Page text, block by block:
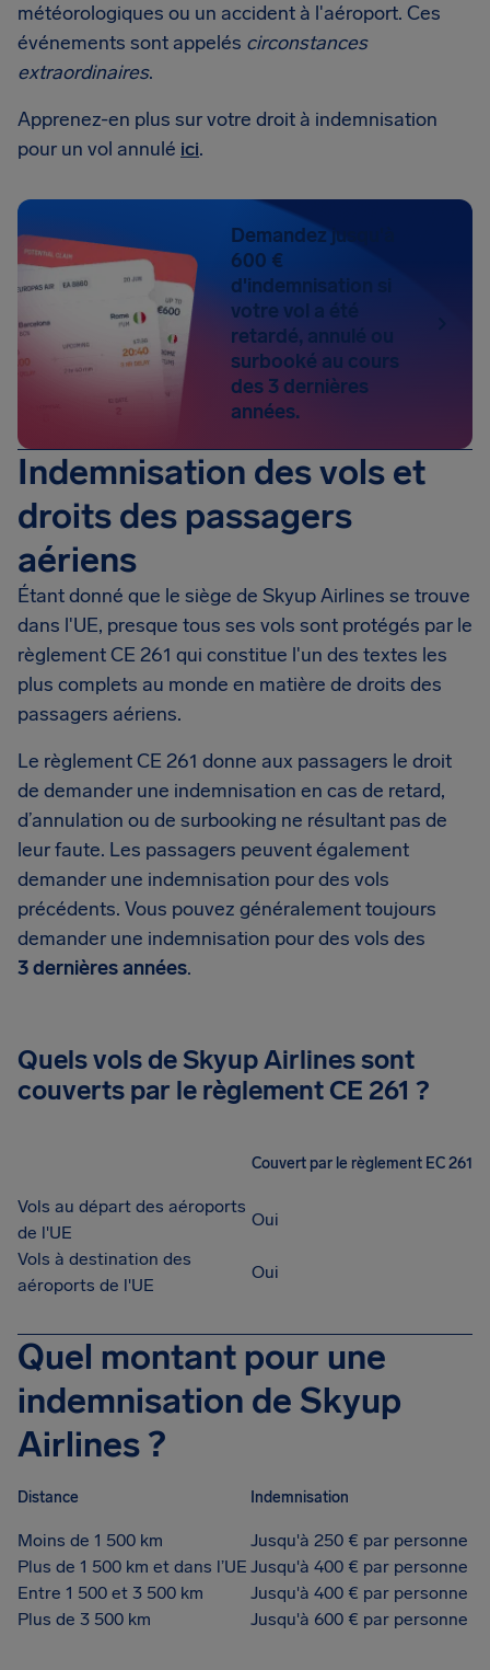
météorologiques ou un accident à l'aéroport. Ces
événements sont appelés circonstances
extraordinaires.
Apprenez-en plus sur votre droit à indemnisation
pour un vol annulé ici.
Demandez jusqu'à
600 €
d'indemnisation si
votre vol a été
retardé, annulé ou
surbooké au cours
des 3 dernières
années.
Indemnisation des vols et
droits des passagers
aériens
Étant donné que le siège de Skyup Airlines se trouve
dans l'UE, presque tous ses vols sont protégés par le
règlement CE 261 qui constitue l'un des textes les
plus complets au monde en matière de droits des
passagers aériens.
Le règlement CE 261 donne aux passagers le droit
de demander une indemnisation en cas de retard,
d’annulation ou de surbooking ne résultant pas de
leur faute. Les passagers peuvent également
demander une indemnisation pour des vols
précédents. Vous pouvez généralement toujours
demander une indemnisation pour des vols des
3 dernières années.
Quels vols de Skyup Airlines sont
couverts par le règlement CE 261 ?
Couvert par le règlement EC 261
Vols au départ des aéroports
de l'UE
Oui
Vols à destination des
aéroports de l'UE
Oui
Quel montant pour une
indemnisation de Skyup
Airlines ?
Distance Indemnisation
Moins de 1 500 km
Jusqu'à 250 € par personne
Plus de 1 500 km et dans l’UE Jusqu'à 400 € par personne
Entre 1 500 et 3 500 km
Jusqu'à 400 € par personne
Plus de 3 500 km
Jusqu'à 600 € par personne